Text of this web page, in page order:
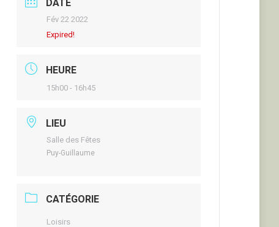
DATE
Fév 22 2022
Expired!
HEURE
15h00 - 16h45
LIEU
Salle des Fêtes
Puy-Guillaume
CATÉGORIE
Loisirs